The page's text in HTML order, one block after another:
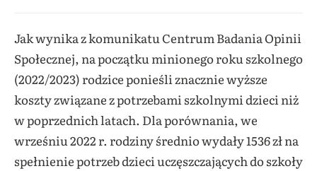
Jak wynika z komunikatu Centrum Badania Opinii
Społecznej, na początku minionego roku szkolnego
(2022/2023) rodzice ponieśli znacznie wyższe
koszty związane z potrzebami szkolnymi dzieci niż
w poprzednich latach. Dla porównania, we
wrześniu 2022 r. rodziny średnio wydały 1536 zł na
spełnienie potrzeb dzieci uczęszczających do szkoły